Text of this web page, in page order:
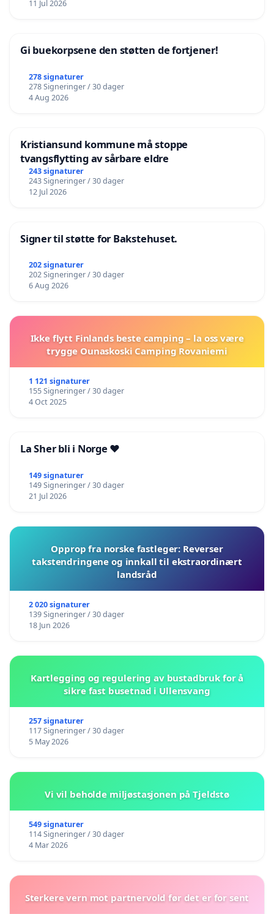
11 Jul 2026
Gi buekorpsene den støtten de fortjener!
278 signaturer
278 Signeringer / 30 dager
4 Aug 2026
Kristiansund kommune må stoppe
tvangsflytting av sårbare eldre
243 signaturer
243 Signeringer / 30 dager
12 Jul 2026
Signer til støtte for Bakstehuset.
202 signaturer
202 Signeringer / 30 dager
6 Aug 2026
Ikke flytt Finlands beste camping – la oss være
trygge Ounaskoski Camping Rovaniemi
1 121 signaturer
155 Signeringer / 30 dager
4 Oct 2025
La Sher bli i Norge ❤️
149 signaturer
149 Signeringer / 30 dager
21 Jul 2026
Opprop fra norske fastleger: Reverser
takstendringene og innkall til ekstraordinært
landsråd
2 020 signaturer
139 Signeringer / 30 dager
18 Jun 2026
Kartlegging og regulering av bustadbruk for å
sikre fast busetnad i Ullensvang
257 signaturer
117 Signeringer / 30 dager
5 May 2026
Vi vil beholde miljøstasjonen på Tjeldstø
549 signaturer
114 Signeringer / 30 dager
4 Mar 2026
Sterkere vern mot partnervold før det er for sent